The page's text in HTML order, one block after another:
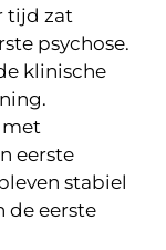
tijd zat
psychose.
klinische
met
eerste
stabiel
de eerste